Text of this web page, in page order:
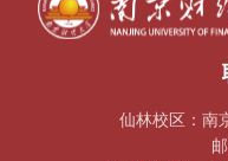
仙林校区：南